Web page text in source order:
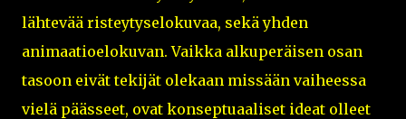
lähtevää risteytyselokuvaa, sekä yhden
animaatioelokuvan. Vaikka alkuperäisen osan
tasoon eivät tekijät olekaan missään vaiheessa
vielä päässeet, ovat konseptuaaliset ideat olleet